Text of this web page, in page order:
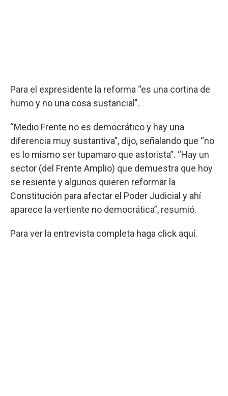
Para el expresidente la reforma “es una cortina de
humo y no una cosa sustancial".
“Medio Frente no es democrático y hay una
diferencia muy sustantiva”, dijo, señalando que “no
es lo mismo ser tupamaro que astorista”. “Hay un
sector (del Frente Amplio) que demuestra que hoy
se resiente y algunos quieren reformar la
Constitución para afectar el Poder Judicial y ahí
aparece la vertiente no democrática”, resumió.
Para ver la entrevista completa haga click aquí.